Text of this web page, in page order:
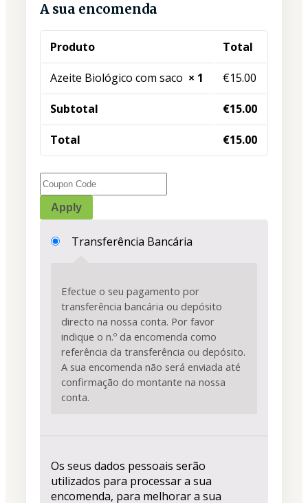
A sua encomenda
Produto Total
Azeite Biológico com saco × 1 €15.00
Subtotal €15.00
Total €15.00
Apply
Transferência Bancária
Efectue o seu pagamento por
transferência bancária ou depósito
directo na nossa conta. Por favor
indique o n.º da encomenda como
referência da transferência ou depósito.
A sua encomenda não será enviada até
confirmação do montante na nossa
conta.
Os seus dados pessoais serão
utilizados para processar a sua
encomenda, para melhorar a sua